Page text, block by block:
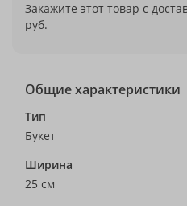
Закажите этот товар с
руб.
Общие характеристики
Тип
Букет
Ширина
25 см